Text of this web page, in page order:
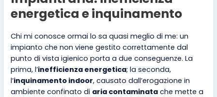
energetica e inquinamento
Chi mi conosce ormai lo sa quasi meglio di me: un
impianto che non viene gestito correttamente dal
punto di vista igienico porta a due conseguenze. La
prima, l’inefficienza energetica; la seconda,
l’inquinamento indoor, causato dall’erogazione in
ambiente confinato di aria contaminata che mette a